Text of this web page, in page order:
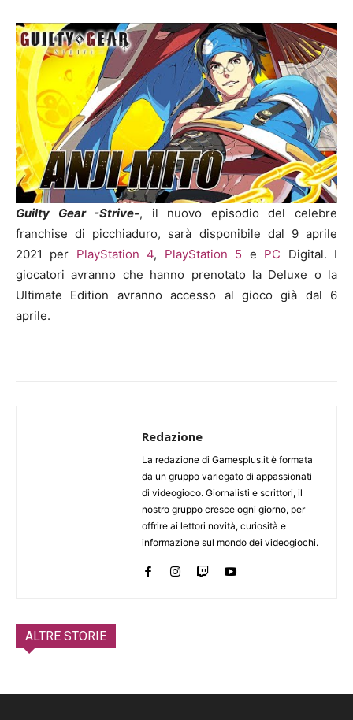
Guilty Gear -Strive-, il nuovo episodio del celebre
franchise di picchiaduro, sarà disponibile dal 9 aprile
2021 per PlayStation 4, PlayStation 5 e PC Digital. I
giocatori avranno che hanno prenotato la Deluxe o la
Ultimate Edition avranno accesso al gioco già dal 6
aprile.
Redazione
La redazione di Gamesplus.it è formata
da un gruppo variegato di appassionati
di videogioco. Giornalisti e scrittori, il
nostro gruppo cresce ogni giorno, per
offrire ai lettori novità, curiosità e
informazione sul mondo dei videogiochi.
ALTRE STORIE